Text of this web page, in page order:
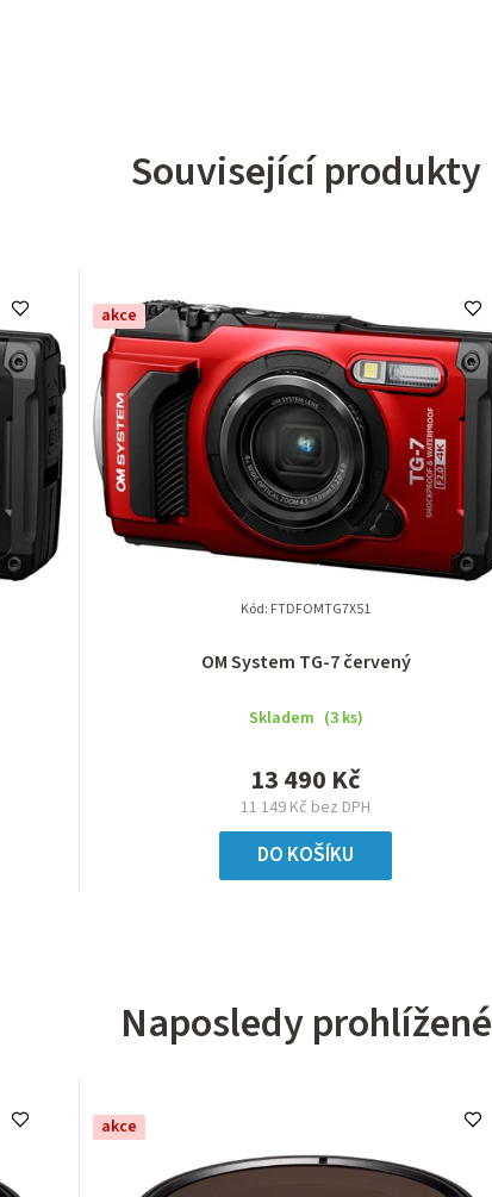
Související produkty
akce
OM System TG-7 červený
Skladem (3 ks)
11 149 Kč bez DPH
13 490 Kč
DO KOŠÍKU
Kód: FTDFOMTG7X51
Naposledy prohlížené
akce